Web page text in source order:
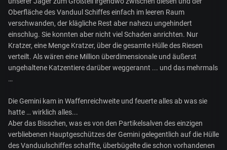
Oberfläche des Vanduul Schiffes einfach im leeren Raum
verschwanden, der klägliche Rest aber nahezu ungehindert
einschlug. Sie konnten aber nicht viel Schaden anrichten. Nur
Kratzer, eine Menge Kratzer, über die gesamte Hülle des Riesen
verteilt. Als wären eine Million überdimensionale und äußerst
ungehaltene Katzentiere darüber weggerannt ... und das mehrmals
…
Die Gemini kam in Waffenreichweite und feuerte alles ab was sie
hatte … wirklich alles...
Aber das Bisschen, was es von den Partikelsalven des einzigen
verbliebenen Hauptgeschützes der Gemini gelegentlich auf die Hülle
des Vanduulschiffes schaffte, überbügelte die schon vorhandenen